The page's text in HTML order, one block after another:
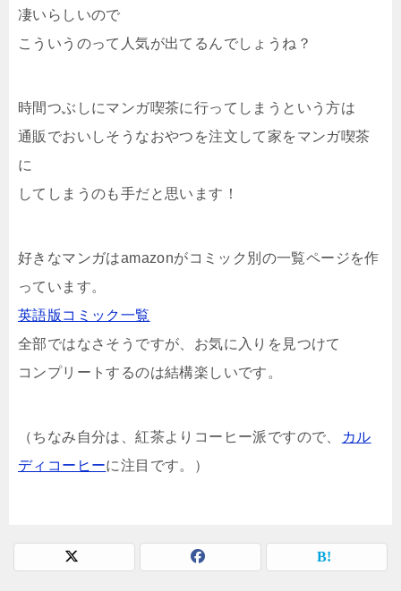
凄いらしいので
こういうのって人気が出てるんでしょうね？
時間つぶしにマンガ喫茶に行ってしまうという方は
通販でおいしそうなおやつを注文して家をマンガ喫茶
に
してしまうのも手だと思います！
好きなマンガはamazonがコミック別の一覧ページを作
っています。
英語版コミック一覧
全部ではなさそうですが、お気に入りを見つけて
コンプリートするのは結構楽しいです。
（ちなみ自分は、紅茶よりコーヒー派ですので、
カル
ディコーヒーに注目です。）